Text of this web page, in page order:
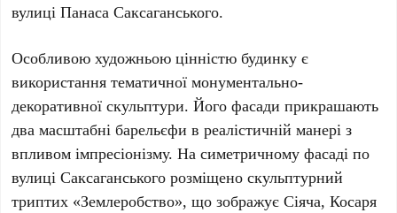
вулиціПанаса Саксаганського.
Особливою художньою цінністю будинку є
використання тематичної монументально-
декоративної скульптури. Його фасади прикрашають
два масштабні барельєфи в реалістичній манері з
впливом імпресіонізму. На симетричному фасаді по
вулиціСаксаганського розміщено скульптурний
триптих «Землеробство», що зображує Сіяча, Косаря